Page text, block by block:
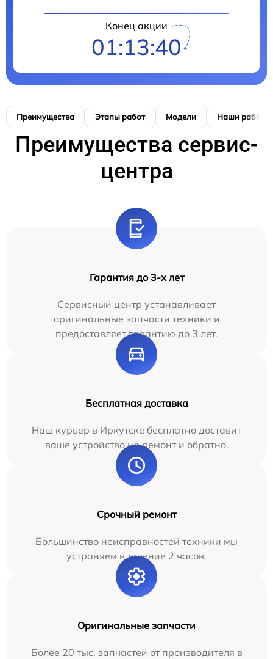
Конец акции
01:13:39
Преимущества Этапы работ Модели Наши работы
Преимущества сервис-
центра
Гарантия до 3-х лет
Сервисный центр устанавливает
оригинальные запчасти техники и
предоставляет гарантию до 3 лет.
Бесплатная доставка
Наш курьер в Иркутске бесплатно доставит
ваше устройство на ремонт и обратно.
Срочный ремонт
Большинство неисправностей техники мы
устраняем в течение 2 часов.
Оригинальные запчасти
Более 20 тыс. запчастей от производителя в